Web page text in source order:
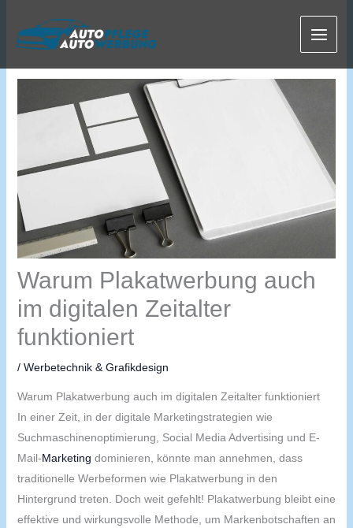
Inhalt
springen
Warum Plakatwerbung auch
im digitalen Zeitalter
funktioniert
/ Werbetechnik & Grafikdesign
Warum Plakatwerbung auch im digitalen Zeitalter funktioniert
In einer Zeit, in der digitale Marketingstrategien wie
Suchmaschinenoptimierung, Social Media Advertising und E-
Mail-Marketing dominieren, könnte man annehmen, dass
traditionelle Werbeformen wie Plakatwerbung in den
Hintergrund treten. Doch weit gefehlt! Plakatwerbung bleibt eine
effektive und wirkungsvolle Methode, um Markenbotschaften an